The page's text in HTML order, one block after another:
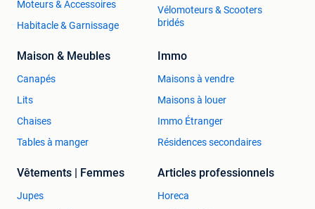
alles wat we hebben kan beluisteren en bekijken ,
Versterkers , streamers , cd speler , luidsprekers ,
Fullcircle-audio Belgie
Moteurs & Accessoires
Habitacle & Garnissage
Vélomoteurs & Scooters
bridés
Maison & Meubles
Canapés
Lits
Chaises
Tables à manger
Immo
Maisons à vendre
Maisons à louer
Immo Étranger
Résidences secondaires
Vêtements | Femmes
Jupes
Articles professionnels
Horeca